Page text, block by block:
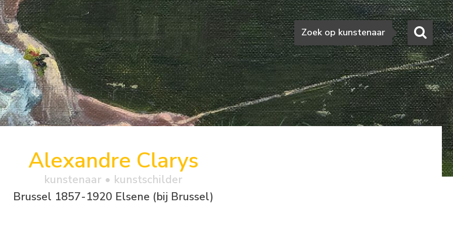
Zoeken
Zoek op kunstenaar
Alexandre Clarys
kunstenaar • kunstschilder
Brussel 1857-1920 Elsene (bij Brussel)